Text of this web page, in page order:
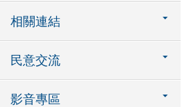
相關連結
民意交流
影音專區